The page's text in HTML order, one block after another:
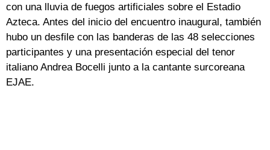
con una lluvia de fuegos artificiales sobre el Estadio
Azteca. Antes del inicio del encuentro inaugural, también
hubo un desfile con las banderas de las 48 selecciones
participantes y una presentación especial del tenor
italiano Andrea Bocelli junto a la cantante surcoreana
EJAE.